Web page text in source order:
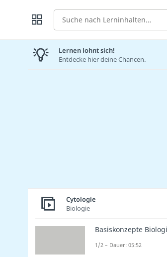
Suche
Lernen lohnt sich!
Entdecke hier deine Chancen.
Cytologie
Biologie
Basiskonzepte
1/2 – Dauer: 05:52